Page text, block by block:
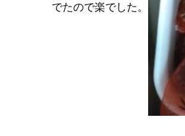
でたので楽でした。